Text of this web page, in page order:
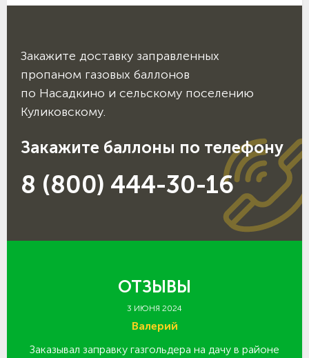
Закажите доставку заправленных
пропаном газовых баллонов
по Насадкино и сельскому поселению
Куликовскому.
Закажите баллоны по телефону
8 (800) 444-30-16
ОТЗЫВЫ
3 ИЮНЯ 2024
Валерий
Заказывал заправку газгольдера на дачу в районе